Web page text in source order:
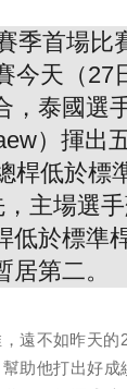
季首場比
今天（27
，泰國選
）揮出
桿低於標
主場選
低於標準
第二。
遠不如昨天的
助他打出好成